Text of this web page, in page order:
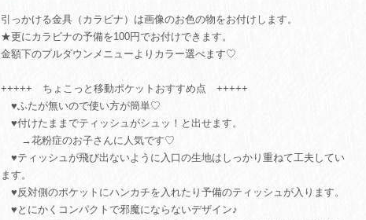
引っかける金具（カラビナ）は画像のお色の物をお付けします。
★更にカラビナの予備を100円でお付けできます。
金額下のプルダウンメニューよりカラー選べます♡
+++++ ちょこっと移動ポケットおすすめ点 +++++
♥ふたが無いので使い方が簡単♡
♥付けたままでティッシュがシュッ！と出せます。
→花粉症のお子さんに人気です♡
♥ティッシュが飛び出ないように入口の生地はしっかり重ねて工夫してい
ます。
♥反対側のポケットにハンカチを入れたり予備のティッシュが入ります。
♥とにかくコンパクトで邪魔にならないデザイン♪